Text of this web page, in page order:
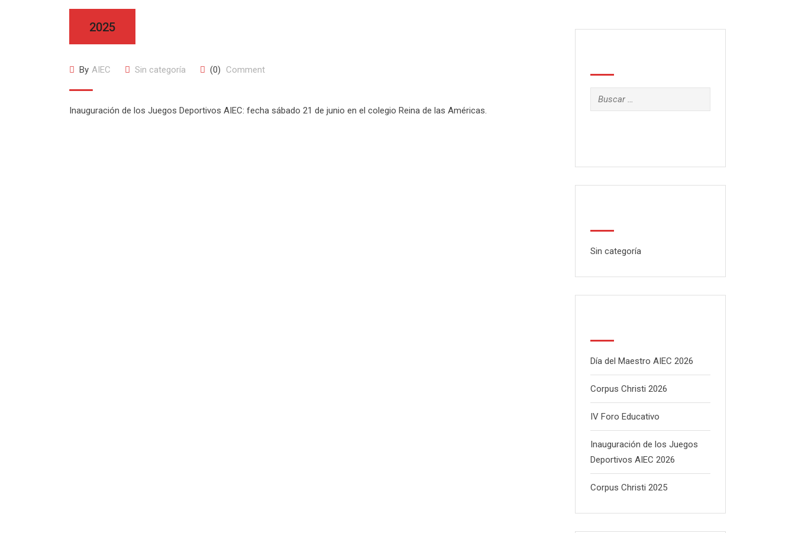
2025
By AIEC Sin categoría (0) Comment
Inauguración de los Juegos Deportivos AIEC: fecha sábado 21 de junio en el colegio Reina de las Américas.
Buscar:
Sin categoría
Día del Maestro AIEC 2026
Corpus Christi 2026
IV Foro Educativo
Inauguración de los Juegos
Deportivos AIEC 2026
Corpus Christi 2025